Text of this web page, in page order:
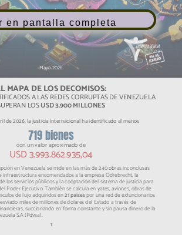
en pantalla completa